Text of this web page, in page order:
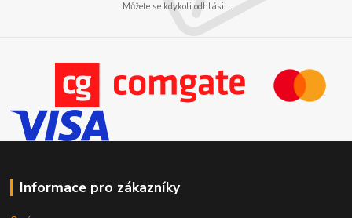
Můžete se kdykoli odhlásit.
Informace pro zákazníky